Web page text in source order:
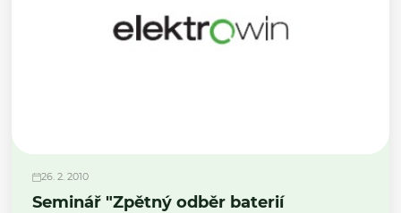
26. 2. 2010
Seminář "Zpětný odběr baterií